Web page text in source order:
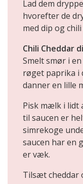
Lad dem
hvorefter de
med dip og
Chili Cheddar
Smelt smør i
røget paprika i
danner en lille
Pisk mælk i lidt
til saucen er
simrekoge
saucen har en
er væk.
Tilsæt cheddar